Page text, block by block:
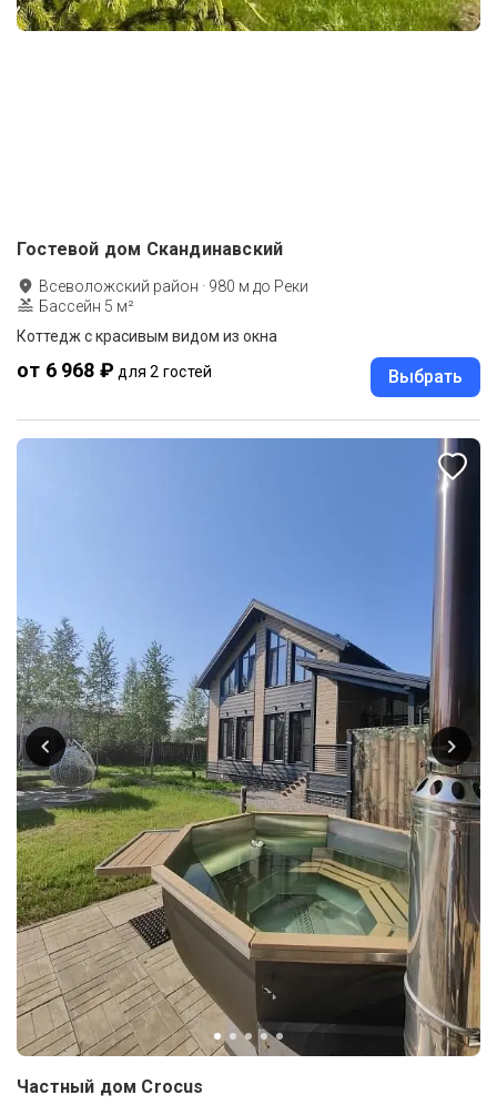
Гостевой дом Скандинавский
Всеволожский район · 980 м до Реки
Бассейн 5 м²
Коттедж с красивым видом из окна
от 6 968 ₽ для 2 гостей Выбрать
Частный дом Crocus